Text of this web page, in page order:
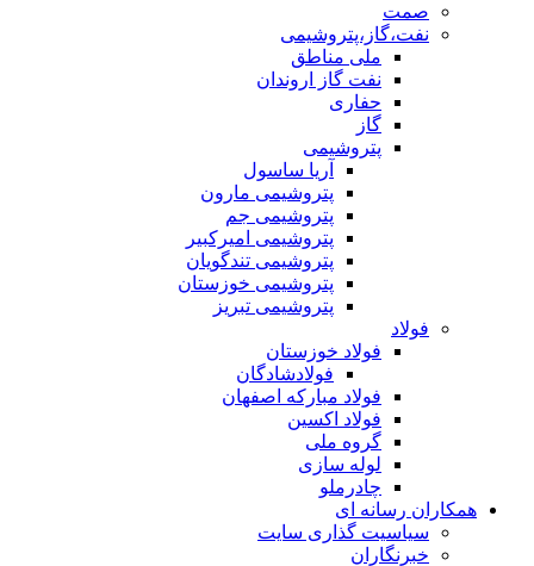
صمت
نفت،گاز،پتروشیمی
ملی مناطق
نفت گاز اروندان
حفاری
گاز
پتروشیمی
آریا ساسول
پتروشیمی مارون
پتروشیمی جم
پتروشیمی امیرکبیر
پتروشیمی تندگویان
پتروشیمی خوزستان
پتروشیمی تبریز
فولاد
فولاد خوزستان
فولادشادگان
فولاد مبارکه اصفهان
فولاد اکسین
گروه ملی
لوله سازی
چادرملو
همکاران رسانه ای
سیاسیت گذاری سایت
خبرنگاران